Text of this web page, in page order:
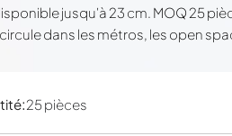
jusqu'à 23 cm. MOQ 25
dans les métros, les open
:25 pièces